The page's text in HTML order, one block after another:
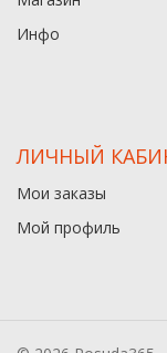
Инфо
ЛИЧНЫЙ
Мои заказы
Мой профиль